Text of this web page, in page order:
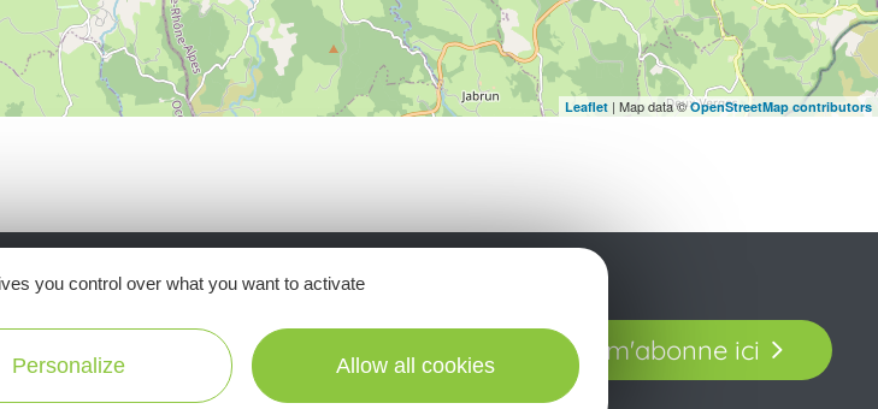
Leaflet | Map data ©OpenStreetMap contributors
notre newsletter mensuelle et laissez-vous
pleinement de votre séjour en Aveyron.
Je m'abonne ici
you control over what you want to activate
Personalize Allow all cookies